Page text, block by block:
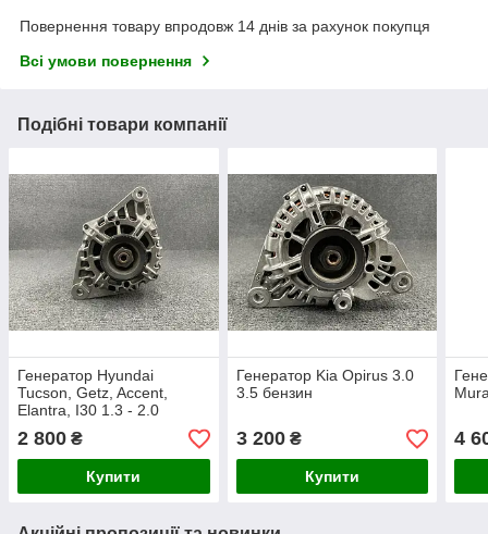
Повернення товару впродовж 14 днів за рахунок покупця
Всі умови повернення
Подібні товари компанії
Генератор Hyundai
Tucson, Getz, Accent,
Elantra, I30 1.3 - 2.0
бензин
2 800 ₴
Купити
Генератор Kia Opirus 3.0
3.5 бензин
3 200₴
Купити
4